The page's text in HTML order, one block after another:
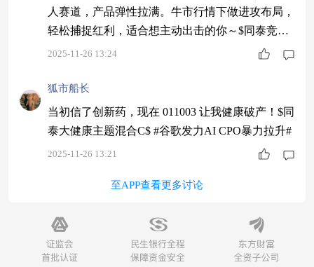
人赛道，产品弹性拉满。牛市行情下做进攻布局，
轻松捕捉红利，适合想主动出击的你～$同泰竞争
优势混合C$ #流感药订单飙涨14倍 医药板块走
2025-11-26 13:24
狐市船长
当初信了创新药，现在 011003 让我健康破产！$同
泰大健康主题混合C$ #谷歌发力AI CPO暴力拉升#
2025-11-26 13:21
至APP查看更多讨论